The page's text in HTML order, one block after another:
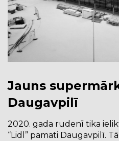
Jauns
Daugavpilī
2020. gada rudenī tika
“Lidl” pamati Daugavpilī.